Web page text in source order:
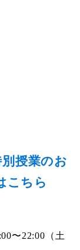
授業のお
こちら
〜22:00（土